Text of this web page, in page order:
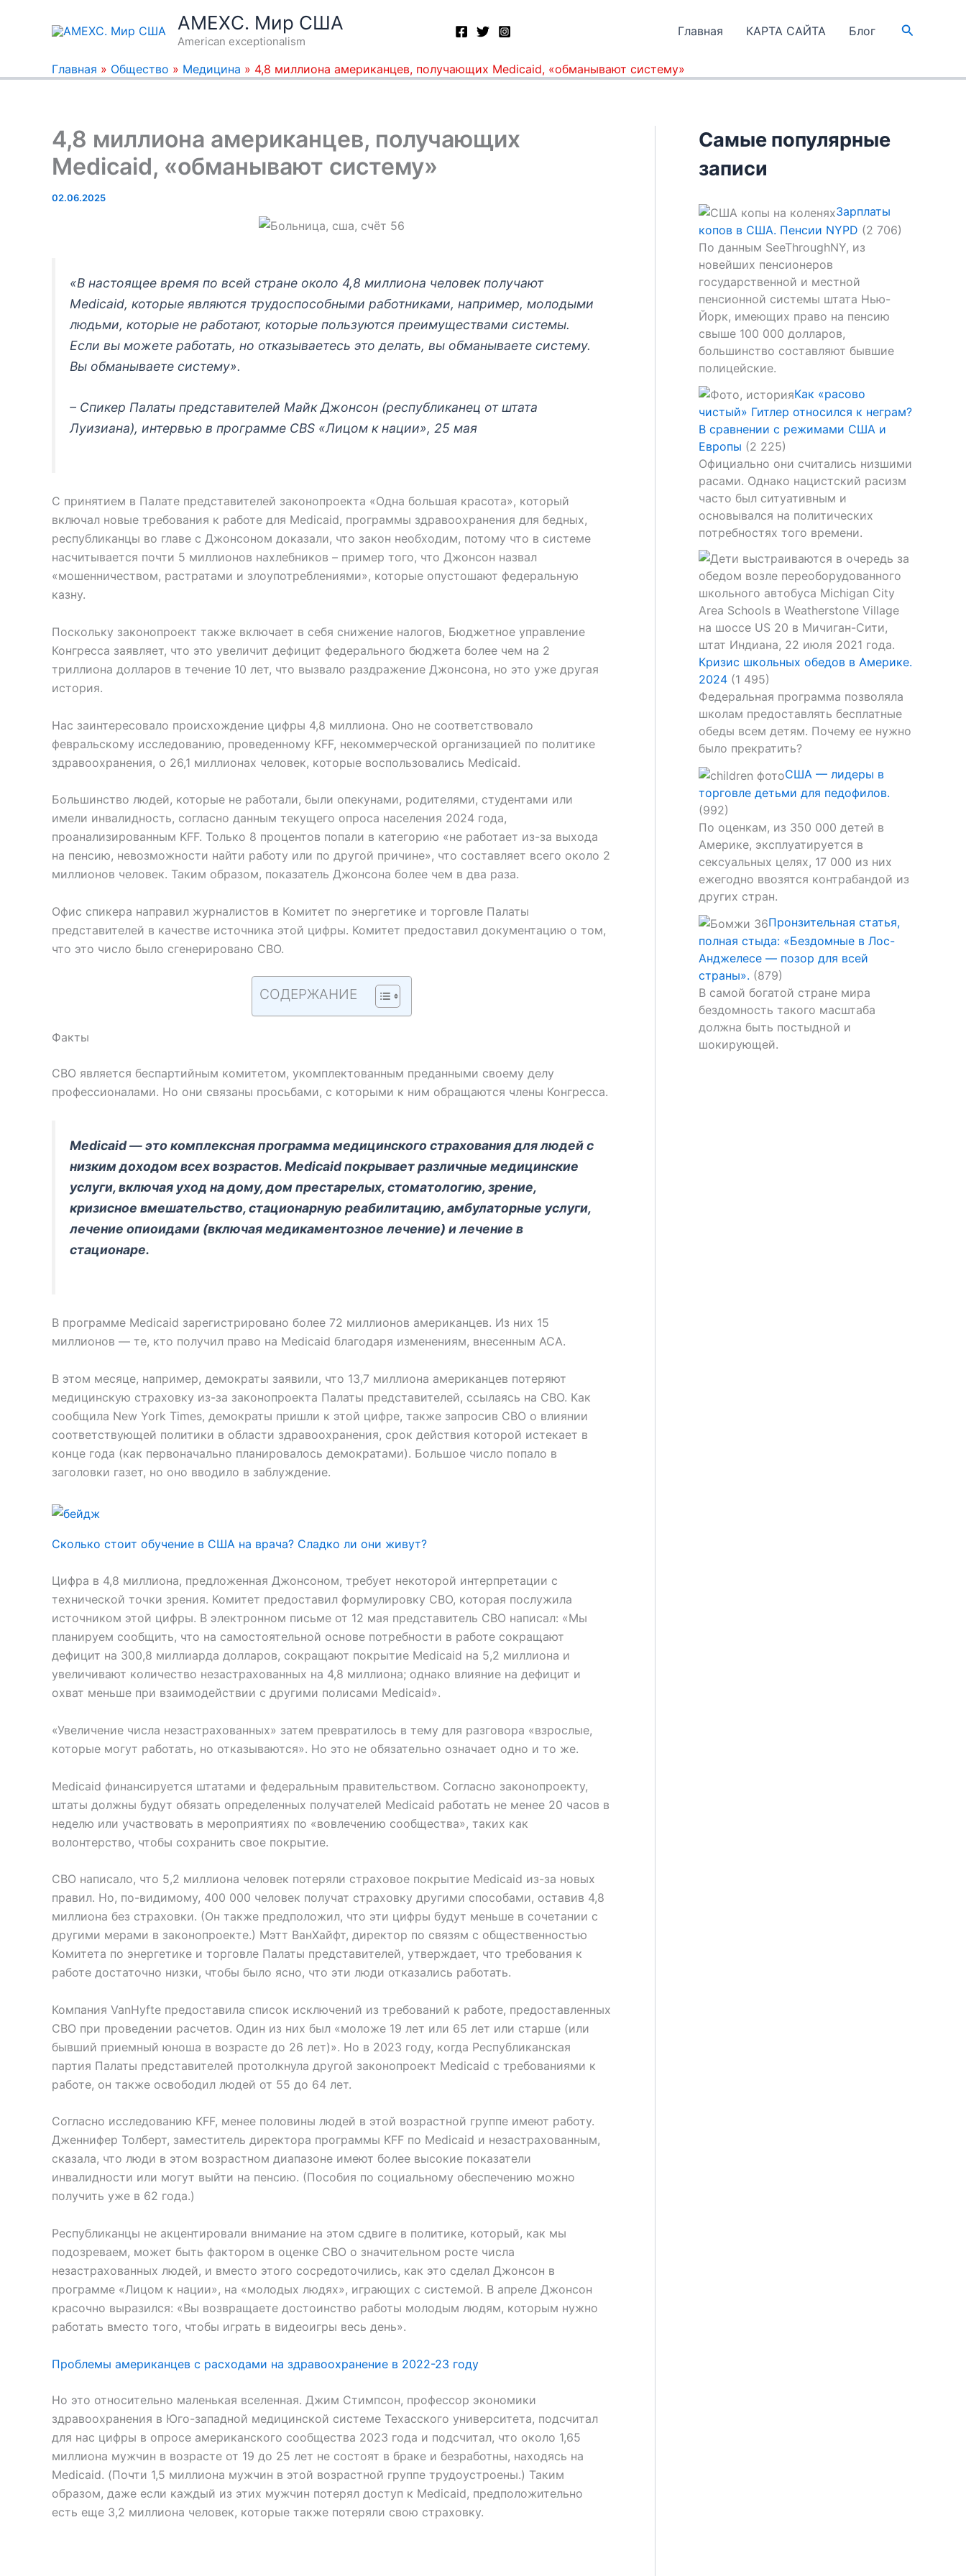
AMEXC. Мир США
American exceptionalism
Главная КАРТА САЙТА Блог Поиск
Главная » Общество » Медицина » 4,8 миллиона американцев, получающих Medicaid, «обманывают систему»
4,8 миллиона американцев, получающих
Medicaid, «обманывают систему»
02.06.2025
«В настоящее время по всей стране около 4,8 миллиона человек получают
Medicaid, которые являются трудоспособными работниками, например, молодыми
людьми, которые не работают, которые пользуются преимуществами системы.
Если вы можете работать, но отказываетесь это делать, вы обманываете систему.
Вы обманываете систему».
– Спикер Палаты представителей Майк Джонсон (республиканец от штата
Луизиана), интервью в программе CBS «Лицом к нации», 25 мая
С принятием в Палате представителей законопроекта «Одна большая красота», который
включал новые требования к работе для Medicaid, программы здравоохранения для бедных,
республиканцы во главе с Джонсоном доказали, что закон необходим, потому что в системе
насчитывается почти 5 миллионов нахлебников – пример того, что Джонсон назвал
«мошенничеством, растратами и злоупотреблениями», которые опустошают федеральную
казну.
Поскольку законопроект также включает в себя снижение налогов, Бюджетное управление
Конгресса заявляет, что это увеличит дефицит федерального бюджета более чем на 2
триллиона долларов в течение 10 лет, что вызвало раздражение Джонсона, но это уже другая
история.
Нас заинтересовало происхождение цифры 4,8 миллиона. Оно не соответствовало
февральскому исследованию, проведенному KFF, некоммерческой организацией по политике
здравоохранения, о 26,1 миллионах человек, которые воспользовались Medicaid.
Большинство людей, которые не работали, были опекунами, родителями, студентами или
имели инвалидность, согласно данным текущего опроса населения 2024 года,
проанализированным KFF. Только 8 процентов попали в категорию «не работает из-за выхода
на пенсию, невозможности найти работу или по другой причине», что составляет всего около 2
миллионов человек. Таким образом, показатель Джонсона более чем в два раза.
Офис спикера направил журналистов в Комитет по энергетике и торговле Палаты
представителей в качестве источника этой цифры. Комитет предоставил документацию о том,
что это число было сгенерировано CBO.
СОДЕРЖАНИЕ
Факты
CBO является беспартийным комитетом, укомплектованным преданными своему делу
профессионалами. Но они связаны просьбами, с которыми к ним обращаются члены Конгресса.
Medicaid — это комплексная программа медицинского страхования для людей с
низким доходом всех возрастов. Medicaid покрывает различные медицинские
услуги, включая уход на дому, дом престарелых, стоматологию, зрение,
кризисное вмешательство, стационарную реабилитацию, амбулаторные услуги,
лечение опиоидами (включая медикаментозное лечение) и лечение в
стационаре.
В программе Medicaid зарегистрировано более 72 миллионов американцев. Из них 15
миллионов — те, кто получил право на Medicaid благодаря изменениям, внесенным ACA.
В этом месяце, например, демократы заявили, что 13,7 миллиона американцев потеряют
медицинскую страховку из-за законопроекта Палаты представителей, ссылаясь на CBO. Как
сообщила New York Times, демократы пришли к этой цифре, также запросив CBO о влиянии
соответствующей политики в области здравоохранения, срок действия которой истекает в
конце года (как первоначально планировалось демократами). Большое число попало в
заголовки газет, но оно вводило в заблуждение.
Сколько стоит обучение в США на врача? Сладко ли они живут?
Цифра в 4,8 миллиона, предложенная Джонсоном, требует некоторой интерпретации с
технической точки зрения. Комитет предоставил формулировку CBO, которая послужила
источником этой цифры. В электронном письме от 12 мая представитель CBO написал: «Мы
планируем сообщить, что на самостоятельной основе потребности в работе сокращают
дефицит на 300,8 миллиарда долларов, сокращают покрытие Medicaid на 5,2 миллиона и
увеличивают количество незастрахованных на 4,8 миллиона; однако влияние на дефицит и
охват меньше при взаимодействии с другими полисами Medicaid».
«Увеличение числа незастрахованных» затем превратилось в тему для разговора «взрослые,
которые могут работать, но отказываются». Но это не обязательно означает одно и то же.
Medicaid финансируется штатами и федеральным правительством. Согласно законопроекту,
штаты должны будут обязать определенных получателей Medicaid работать не менее 20 часов в
неделю или участвовать в мероприятиях по «вовлечению сообщества», таких как
волонтерство, чтобы сохранить свое покрытие.
CBO написало, что 5,2 миллиона человек потеряли страховое покрытие Medicaid из-за новых
правил. Но, по-видимому, 400 000 человек получат страховку другими способами, оставив 4,8
миллиона без страховки. (Он также предположил, что эти цифры будут меньше в сочетании с
другими мерами в законопроекте.) Мэтт ВанХайфт, директор по связям с общественностью
Комитета по энергетике и торговле Палаты представителей, утверждает, что требования к
работе достаточно низки, чтобы было ясно, что эти люди отказались работать.
Компания VanHyfte предоставила список исключений из требований к работе, предоставленных
CBO при проведении расчетов. Один из них был «моложе 19 лет или 65 лет или старше (или
бывший приемный юноша в возрасте до 26 лет)». Но в 2023 году, когда Республиканская
партия Палаты представителей протолкнула другой законопроект Medicaid с требованиями к
работе, он также освободил людей от 55 до 64 лет.
Согласно исследованию KFF, менее половины людей в этой возрастной группе имеют работу.
Дженнифер Толберт, заместитель директора программы KFF по Medicaid и незастрахованным,
сказала, что люди в этом возрастном диапазоне имеют более высокие показатели
инвалидности или могут выйти на пенсию. (Пособия по социальному обеспечению можно
получить уже в 62 года.)
Республиканцы не акцентировали внимание на этом сдвиге в политике, который, как мы
подозреваем, может быть фактором в оценке CBO о значительном росте числа
незастрахованных людей, и вместо этого сосредоточились, как это сделал Джонсон в
программе «Лицом к нации», на «молодых людях», играющих с системой. В апреле Джонсон
красочно выразился: «Вы возвращаете достоинство работы молодым людям, которым нужно
работать вместо того, чтобы играть в видеоигры весь день».
Проблемы американцев с расходами на здравоохранение в 2022-23 году
Но это относительно маленькая вселенная. Джим Стимпсон, профессор экономики
здравоохранения в Юго-западной медицинской системе Техасского университета, подсчитал
для нас цифры в опросе американского сообщества 2023 года и подсчитал, что около 1,65
миллиона мужчин в возрасте от 19 до 25 лет не состоят в браке и безработны, находясь на
Medicaid. (Почти 1,5 миллиона мужчин в этой возрастной группе трудоустроены.) Таким
образом, даже если каждый из этих мужчин потерял доступ к Medicaid, предположительно
есть еще 3,2 миллиона человек, которые также потеряли свою страховку.
Самые популярные
записи
Зарплаты
копов в США. Пенсии NYPD (2 706)
По данным SeeThroughNY, из
новейших пенсионеров
государственной и местной
пенсионной системы штата Нью-
Йорк, имеющих право на пенсию
свыше 100 000 долларов,
большинство составляют бывшие
полицейские.
Как «расово
чистый» Гитлер относился к неграм?
В сравнении с режимами США и
Европы (2 225)
Официально они считались низшими
расами. Однако нацистский расизм
часто был ситуативным и
основывался на политических
потребностях того времени.
Кризис школьных обедов в Америке.
2024 (1 495)
Федеральная программа позволяла
школам предоставлять бесплатные
обеды всем детям. Почему ее нужно
было прекратить?
США — лидеры в
торговле детьми для педофилов.
(992)
По оценкам, из 350 000 детей в
Америке, эксплуатируется в
сексуальных целях, 17 000 из них
ежегодно ввозятся контрабандой из
других стран.
Пронзительная статья,
полная стыда: «Бездомные в Лос-
Анджелесе — позор для всей
страны». (879)
В самой богатой стране мира
бездомность такого масштаба
должна быть постыдной и
шокирующей.